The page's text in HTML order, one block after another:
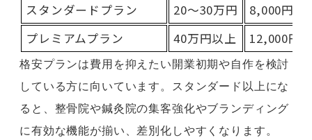
スタンダードプラン
20～30万円
8,000円前
プレミアムプラン
40万円以上 12,000円
格安プランは費用を抑えたい開業初期や自作を検討
している方に向いています。スタンダード以上にな
ると、整骨院や鍼灸院の集客強化やブランディング
に有効な機能が揃い、差別化しやすくなります。